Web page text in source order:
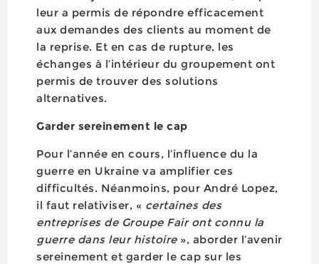
leur a permis de répondre efficacement
aux demandes des clients au moment de
la reprise. Et en cas de rupture, les
échanges à l’intérieur du groupement ont
permis de trouver des solutions
alternatives.
Garder sereinement le cap
Pour l’année en cours, l’influence du la
guerre en Ukraine va amplifier ces
difficultés. Néanmoins, pour André Lopez,
il faut relativiser, « certaines des
entreprises de Groupe Fair ont connu la
guerre dans leur histoire», aborder l’avenir
sereinement et garder le cap sur les